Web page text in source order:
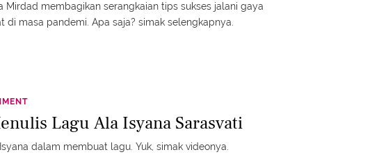
Mirdad membagikan serangkaian tips sukses jalani gaya
di masa pandemi. Apa saja? simak selengkapnya.
Lagu Ala Isyana Sarasvati
dalam membuat lagu. Yuk, simak videonya.